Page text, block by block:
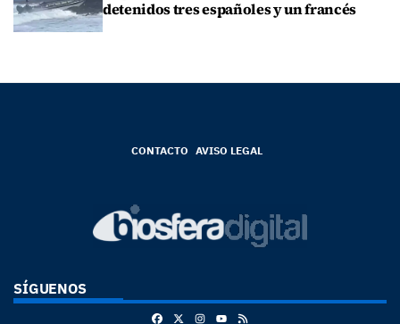
detenidos tres españoles y un francés
CONTACTO AVISO LEGAL
SÍGUENOS
FacebookInstagram